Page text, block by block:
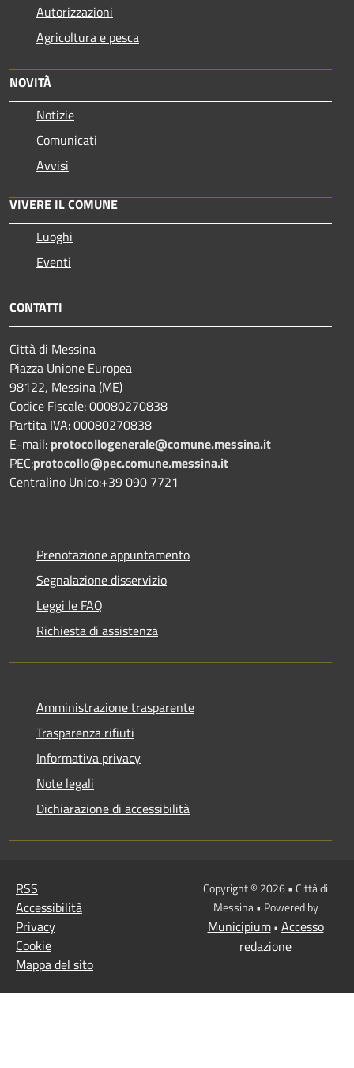
Autorizzazioni
Agricoltura e pesca
NOVITÀ
Notizie
Comunicati
Avvisi
VIVERE IL COMUNE
Luoghi
Eventi
CONTATTI
Città di Messina
Piazza Unione Europea
98122, Messina (ME)
Codice Fiscale: 00080270838
Partita IVA: 00080270838
E-mail: protocollogenerale@comune.messina.it
PEC:protocollo@pec.comune.messina.it
Centralino Unico:+39 090 7721
Prenotazione appuntamento
Segnalazione disservizio
Leggi le FAQ
Richiesta di assistenza
Amministrazione trasparente
Trasparenza rifiuti
Informativa privacy
Note legali
Dichiarazione di accessibilità
RSS
Accessibilità
Privacy
Cookie
Mappa del sito
Copyright © 2026 • Città di
Messina • Powered by
Municipium• Accesso
redazione